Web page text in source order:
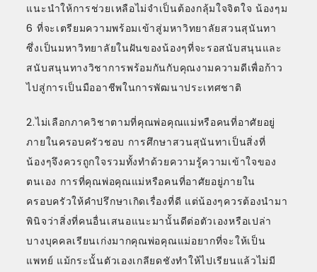
แนะนำให้การช่วยเหลือไม่จำเป็นต้องกลุ้มใจจิตใจ น้องๆม
6 ที่จะเตรียมความพร้อมเข้าสู่มหาวิทยาลัยสวนสุนันทา
ซึ่งเป็นมหาวิทยาลัยในฝันของน้องๆที่จะรอสนับสนุนและ
สนับสนุนทางวิชาการพร้อมกันกับคุณงามความดีเพื่อก้าว
ไปสู่การเป็นมืออาชีพในการพัฒนาประเทศชาติ
2.ไม่เลือกภาควิชาตามที่คุณพ่อคุณแม่หรือคนที่อาศัยอยู่
ภายในครอบครัวชอบ การศึกษาสวนสุนันทาเป็นสิ่งที่
น้องๆจึงควรถูกใจรวมทั้งทำด้วยความรู้ความเข้าใจของ
ตนเอง การที่คุณพ่อคุณแม่หรือคนที่อาศัยอยู่ภายใน
ครอบครัวให้คำปรึกษาเกิดเรื่องที่ดี แต่น้องๆควรต้องนำมา
พินิจว่าสิ่งที่คนอื่นเสนอแนะมานั้นดีต่อตัวเองหรือเปล่า
บางบุคคลเรียนเก่งมากคุณพ่อคุณแม่อยากที่จะให้เป็น
แพทย์ แม้กระนั้นตัวเองเกลียดชังทำให้ไปเรียนแล้วไม่มี